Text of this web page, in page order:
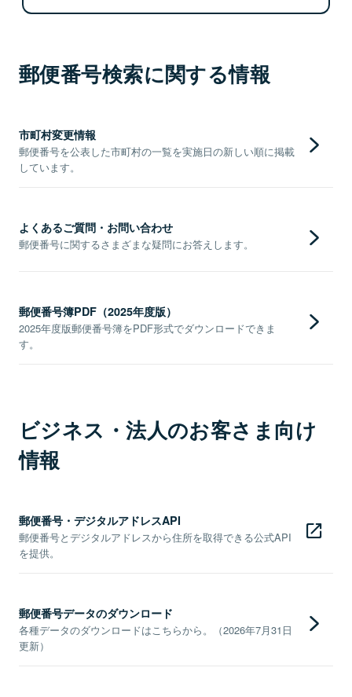
郵便番号検索に関する情報
市町村変更情報
郵便番号を公表した市町村の一覧を実施日の新しい順に掲載
しています。
よくあるご質問・お問い合わせ
郵便番号に関するさまざまな疑問にお答えします。
郵便番号簿PDF（2025年度版）
2025年度版郵便番号簿をPDF形式でダウンロードできま
す。
ビジネス・法人のお客さま向け
情報
郵便番号・デジタルアドレスAPI
郵便番号とデジタルアドレスから住所を取得できる公式API
を提供。
郵便番号データのダウンロード
各種データのダウンロードはこちらから。（2026年7月31日
更新）